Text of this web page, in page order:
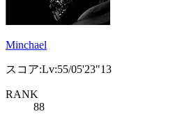
Minchael
スコア:Lv:55/05'23"13
RANK
88